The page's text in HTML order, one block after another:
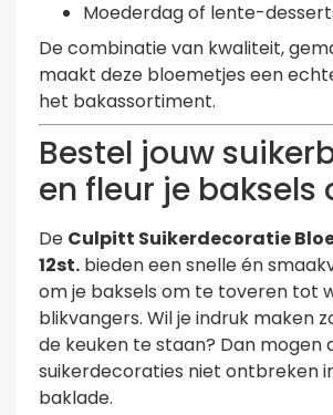
Moederdag of lente-
De combinatie van kwaliteit,
maakt deze bloemetjes een
het bakassortiment.
Bestel jouw
en fleur je baksels
De Culpitt Suikerdecoratie
12st. bieden een snelle én
om je baksels om te toveren tot
blikvangers. Wil je indruk maken
de keuken te staan? Dan mogen
suikerdecoraties niet ontbreken
baklade.